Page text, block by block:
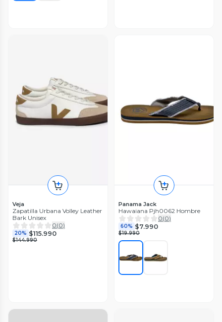
Veja
Zapatilla Urbana Volley Leather
Bark Unisex
0(0)
20% $115.990
$144.990
Panama Jack
Hawaiana Pjh0062 Hombre
0(0)
60% $7.990
$19.990